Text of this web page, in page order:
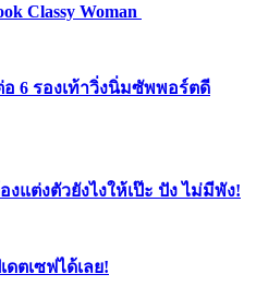
Classy Woman
6 รองเท้าวิ่งนิ่มซัพพอร์ตดี
แต่งตัวยังไงให้เป๊ะ ปัง ไม่มีพัง!
ดตเซฟได้เลย!